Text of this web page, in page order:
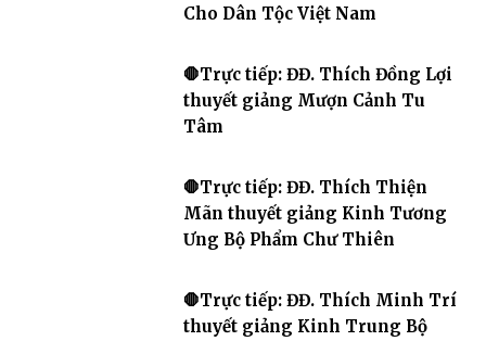
Cho Dân Tộc Việt Nam
🛑Trực tiếp: ĐĐ. Thích Đồng Lợi
thuyết giảng Mượn Cảnh Tu
Tâm
🛑Trực tiếp: ĐĐ. Thích Thiện
Mãn thuyết giảng Kinh Tương
Ưng Bộ Phẩm Chư Thiên
🛑Trực tiếp: ĐĐ. Thích Minh Trí
thuyết giảng Kinh Trung Bộ